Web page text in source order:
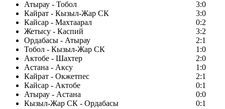
Атырау - Тобол
3:0
Кайрат - Кызыл-Жар СК
3:0
Кайсар - Махтаарал
0:2
Жетысу - Каспий
3:2
Ордабасы - Атырау
2:1
Тобол - Кызыл-Жар СК
1:0
Актобе - Шахтер
2:0
Астана - Аксу
1:0
Кайрат - Окжетпес
2:1
Кайсар - Актобе
0:1
Атырау - Астана
0:0
Кызыл-Жар СК - Ордабасы
0:1